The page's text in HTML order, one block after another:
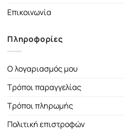
Επικοινωνία
Πληροφορίες
Ο λογαριασμός μου
Τρόποι παραγγελίας
Τρόποι πληρωμής
Πολιτική επιστροφών